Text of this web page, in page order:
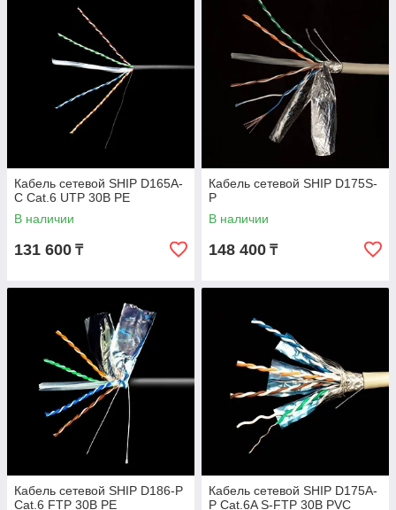
Кабель сетевой SHIP D165A-
C Cat.6 UTP 30В PE
В наличии
131 600 ₸
Кабель сетевой SHIP D175S-
P
В наличии
148 400 ₸
Кабель сетевой SHIP D186-P
Cat.6 FTP 30В PE
Кабель сетевой SHIP D175A-
P Cat.6A S-FTP 30В PVC